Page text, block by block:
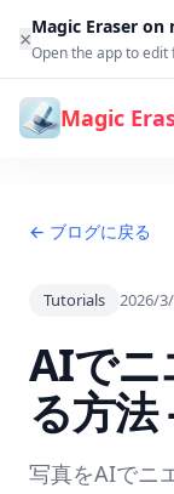
コンテンツへスキッ
×Magic Eraser on
Open the app to
Magic
← ブログに戻る
Tutorials 2026/
AIでニ
る方
写真をAIでニ